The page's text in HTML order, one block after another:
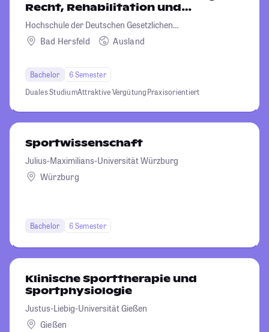
Recht, Rehabilitation und
Verwaltung
Hochschule der Deutschen Gesetzlichen
Unfallversicherung (HGU)
Bad Hersfeld Ausland
Bachelor
6 Semester
Duales StudiumAttraktive VergütungPraxisorientiert
Sportwissenschaft
Julius-Maximilians-Universität Würzburg
Würzburg
Bachelor 6 Semester
Klinische Sporttherapie und
Sportphysiologie
Justus-Liebig-Universität Gießen
Gießen